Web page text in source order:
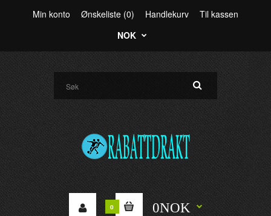
Min konto Ønskeliste (0) Handlekurv
Til kassen
NOK
0 0NOK